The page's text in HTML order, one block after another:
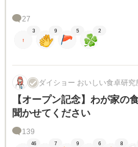
27
3 9 5 2
ダイショー おいしい食卓研究
【オープン記念】わが家の
聞かせてください
139
46 7 9 6 8